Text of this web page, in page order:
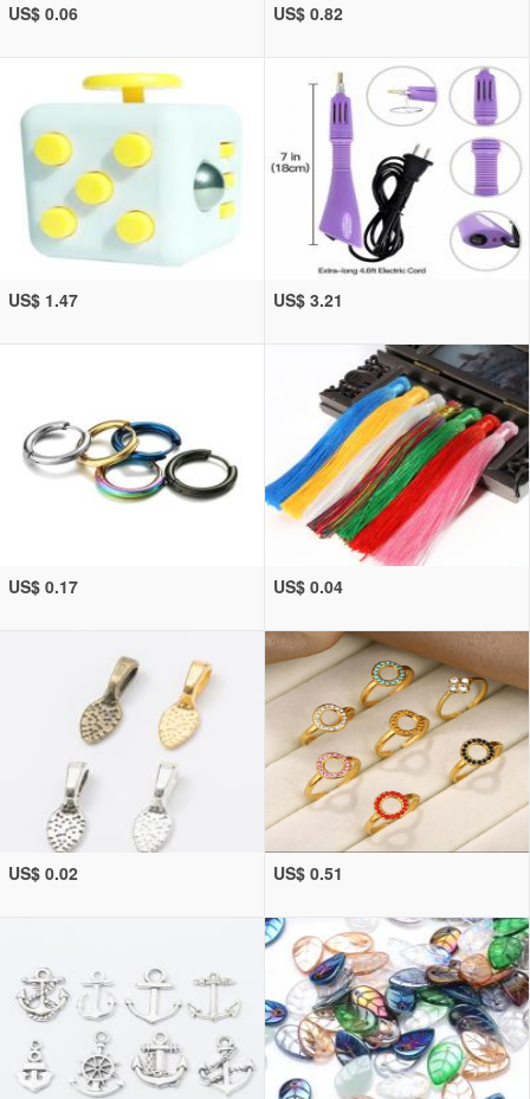
US$ 0.06 US$ 0.82
US$ 1.47 US$ 3.21
US$ 0.17 US$ 0.04
US$ 0.02 US$ 0.51